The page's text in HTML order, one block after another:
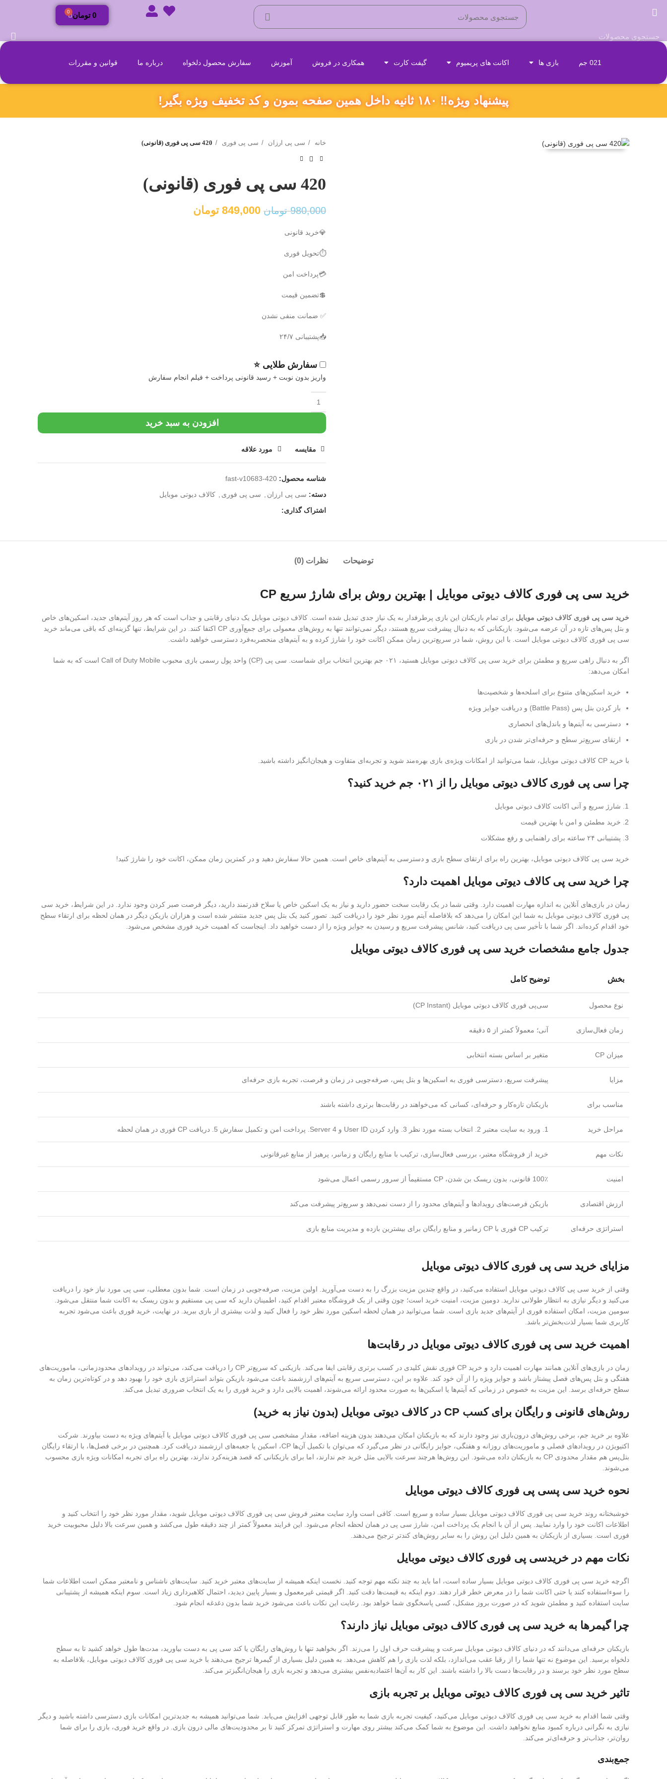
0 تومان 0
021 جم بازی ها اکانت های پریمیوم گیفت کارت همکاری در فروش آموزش سفارش محصول دلخواه درباره ما قوانین و مقررات
پیشنهاد ویژه‼️ ۱۸۰ ثانیه داخل همین صفحه بمون و کد تخفیف ویژه بگیر!
خانه سی پی ارزان سی پی فوری 420 سی پی فوری (قانونی)
420 سی پی فوری (قانونی)
980,000 تومان 849,000 تومان
💎خرید قانونی
⏱️تحویل فوری
💳پرداخت امن
💲تضمین قیمت
✅ ضمانت منفی نشدن
📥پشتیبانی ۲۴/۷
سفارش طلایی ⭐
واریز بدون نوبت + رسید قانونی پرداخت + فیلم انجام سفارش
افزودن به سبد خرید
مقایسه مورد علاقه
شناسه محصول: 420-fast-v10683
دسته: سی پی ارزان سی پی فوری
کالاف دیوتی موبایل
اشتراک گذاری:
توضیحات نظرات (0)
خرید سی پی فوری کالاف دیوتی موبایل | بهترین روش برای شارژ سریع CP
خرید سی پی فوری کالاف دیوتی موبایل برای تمام بازیکنان این بازی پرطرفدار به یک نیاز جدی تبدیل شده است. کالاف دیوتی موبایل یک دنیای رقابتی و جذاب است که هر روز آیتم‌های جدید، اسکین‌های خاص
و بتل پس‌های تازه در آن عرضه می‌شود. بازیکنانی که به دنبال پیشرفت سریع هستند، دیگر نمی‌توانند تنها به روش‌های معمولی برای جمع‌آوری CP اکتفا کنند. در این شرایط، تنها گزینه‌ای که باقی می‌ماند خرید
سی پی فوری کالاف دیوتی موبایل است. با این روش، شما در سریع‌ترین زمان ممکن اکانت خود را شارژ کرده و به آیتم‌های منحصر‌به‌فرد دسترسی خواهید داشت.
اگر به دنبال راهی سریع و مطمئن برای خرید سی پی کالاف دیوتی موبایل هستید، ۰۲۱ جم بهترین انتخاب برای شماست. سی پی (CP) واحد پول رسمی بازی محبوب Call of Duty Mobile است که به شما
امکان می‌دهد:
خرید اسکین‌های متنوع برای اسلحه‌ها و شخصیت‌ها
باز کردن بتل پس (Battle Pass) و دریافت جوایز ویژه
دسترسی به آیتم‌ها و باندل‌های انحصاری
ارتقای سریع‌تر سطح و حرفه‌ای‌تر شدن در بازی
با خرید CP کالاف دیوتی موبایل، شما می‌توانید از امکانات ویژه‌ی بازی بهره‌مند شوید و تجربه‌ای متفاوت و هیجان‌انگیز داشته باشید.
چرا سی پی فوری کالاف دیوتی موبایل را از ۰۲۱ جم خرید کنید؟
شارژ سریع و آنی اکانت کالاف دیوتی موبایل
خرید مطمئن و امن با بهترین قیمت
پشتیبانی ۲۴ ساعته برای راهنمایی و رفع مشکلات
خرید سی پی کالاف دیوتی موبایل، بهترین راه برای ارتقای سطح بازی و دسترسی به آیتم‌های خاص است. همین حالا سفارش دهید و در کمترین زمان ممکن، اکانت خود را شارژ کنید!
چرا خرید سی پی کالاف دیوتی موبایل اهمیت دارد؟
زمان در بازی‌های آنلاین به اندازه مهارت اهمیت دارد. وقتی شما در یک رقابت سخت حضور دارید و نیاز به یک اسکین خاص یا سلاح قدرتمند دارید، دیگر فرصت صبر کردن وجود ندارد. در این شرایط، خرید سی
پی فوری کالاف دیوتی موبایل به شما این امکان را می‌دهد که بلافاصله آیتم مورد نظر خود را دریافت کنید. تصور کنید یک بتل پس جدید منتشر شده است و هزاران بازیکن دیگر در همان لحظه برای ارتقاء سطح
خود اقدام کرده‌اند. اگر شما با تأخیر سی پی دریافت کنید، شانس پیشرفت سریع و رسیدن به جوایز ویژه را از دست خواهید داد. اینجاست که اهمیت خرید فوری مشخص می‌شود.
جدول جامع مشخصات خرید سی پی فوری کالاف دیوتی موبایل
بخش توضیح کامل
نوع محصول سی‌پی فوری کالاف دیوتی موبایل (CP Instant)
زمان فعال‌سازی آنی؛ معمولاً کمتر از ۵ دقیقه
میزان CP متغیر بر اساس بسته انتخابی
مزایا پیشرفت سریع، دسترسی فوری به اسکین‌ها و بتل پس، صرفه‌جویی در زمان و فرصت، تجربه بازی حرفه‌ای
مناسب برای بازیکنان تازه‌کار و حرفه‌ای، کسانی که می‌خواهند در رقابت‌ها برتری داشته باشند
مراحل خرید 1. ورود به سایت معتبر 2. انتخاب بسته مورد نظر 3. وارد کردن User ID و Server 4. پرداخت امن و تکمیل سفارش 5. دریافت CP فوری در همان لحظه
نکات مهم خرید از فروشگاه معتبر، بررسی فعال‌سازی، ترکیب با منابع رایگان و زمانبر، پرهیز از منابع غیرقانونی
امنیت 100٪ قانونی، بدون ریسک بن شدن، CP مستقیماً از سرور رسمی اعمال می‌شود
ارزش اقتصادی بازیکن فرصت‌های رویدادها و آیتم‌های محدود را از دست نمی‌دهد و سریع‌تر پیشرفت می‌کند
استراتژی حرفه‌ای ترکیب CP فوری با CP زمانبر و منابع رایگان برای بیشترین بازده و مدیریت منابع بازی
مزایای خرید سی پی فوری کالاف دیوتی موبایل
وقتی از خرید سی پی کالاف دیوتی موبایل استفاده می‌کنید، در واقع چندین مزیت بزرگ را به دست می‌آورید. اولین مزیت، صرفه‌جویی در زمان است. شما بدون معطلی، سی پی مورد نیاز خود را دریافت
می‌کنید و دیگر نیازی به انتظار طولانی ندارید. دومین مزیت، امنیت خرید است؛ چون وقتی از یک فروشگاه معتبر اقدام کنید، اطمینان دارید که سی پی مستقیم و بدون ریسک به اکانت شما منتقل می‌شود.
سومین مزیت، امکان استفاده فوری از آیتم‌های جدید بازی است. شما می‌توانید در همان لحظه اسکین مورد نظر خود را فعال کنید و لذت بیشتری از بازی ببرید. در نهایت، خرید فوری باعث می‌شود تجربه
کاربری شما بسیار لذت‌بخش‌تر باشد.
اهمیت خرید سی پی فوری کالاف دیوتی موبایل در رقابت‌ها
زمان در بازی‌های آنلاین همانند مهارت اهمیت دارد و خرید CP فوری نقش کلیدی در کسب برتری رقابتی ایفا می‌کند. بازیکنی که سریع‌تر CP را دریافت می‌کند، می‌تواند در رویدادهای محدودزمانی، ماموریت‌های
هفتگی و بتل پس‌های فصل پیشتاز باشد و جوایز ویژه را از آن خود کند. علاوه بر این، دسترسی سریع به آیتم‌های ارزشمند باعث می‌شود بازیکن بتواند استراتژی بازی خود را بهبود دهد و در کوتاه‌ترین زمان به
سطح حرفه‌ای برسد. این مزیت به خصوص در زمانی که آیتم‌ها یا اسکین‌ها به صورت محدود ارائه می‌شوند، اهمیت بالایی دارد و خرید فوری را به یک انتخاب ضروری تبدیل می‌کند.
روش‌های قانونی و رایگان برای کسب CP در کالاف دیوتی موبایل (بدون نیاز به خرید)
علاوه بر خرید جم، برخی روش‌های درون‌بازی نیز وجود دارند که به بازیکنان امکان می‌دهند بدون هزینه اضافه، مقدار مشخصی سی پی فوری کالاف دیوتی موبایل یا آیتم‌های ویژه به دست بیاورند. شرکت
اکتیویژن در رویدادهای فصلی و ماموریت‌های روزانه و هفتگی، جوایز رایگانی در نظر می‌گیرد که می‌توان با تکمیل آن‌ها CP، اسکین یا جعبه‌های ارزشمند دریافت کرد. همچنین در برخی فصل‌ها، با ارتقاء رایگان
بتل‌پس هم مقدار محدودی CP به بازیکنان داده می‌شود. این روش‌ها هرچند سرعت بالایی مثل خرید جم ندارند، اما برای بازیکنانی که قصد هزینه‌کرد ندارند، بهترین راه برای تجربه امکانات ویژه بازی محسوب
می‌شوند.
نحوه خرید سی پسی پی فوری کالاف دیوتی موبایل
خوشبختانه روند خرید سی پی فوری کالاف دیوتی موبایل بسیار ساده و سریع است. کافی است وارد سایت معتبر فروش سی پی فوری کالاف دیوتی موبایل شوید، مقدار مورد نظر خود را انتخاب کنید و
اطلاعات اکانت خود را وارد نمایید. پس از آن با انجام یک پرداخت امن، شارژ سی پی در همان لحظه انجام می‌شود. این فرایند معمولاً کمتر از چند دقیقه طول می‌کشد و همین سرعت بالا دلیل محبوبیت خرید
فوری است. بسیاری از بازیکنان به همین دلیل این روش را به سایر روش‌های کندتر ترجیح می‌دهند.
نکات مهم در خریدسی پی فوری کالاف دیوتی موبایل
اگرچه خرید سی پی فوری کالاف دیوتی موبایل بسیار ساده است، اما باید به چند نکته مهم توجه کنید. نخست اینکه همیشه از سایت‌های معتبر خرید کنید. سایت‌های ناشناس و نامعتبر ممکن است اطلاعات شما
را سوءاستفاده کنند یا حتی اکانت شما را در معرض خطر قرار دهند. دوم اینکه به قیمت‌ها دقت کنید. اگر قیمتی غیرمعمول و بسیار پایین دیدید، احتمال کلاهبرداری زیاد است. سوم اینکه همیشه از پشتیبانی
سایت استفاده کنید و مطمئن شوید که در صورت بروز مشکل، کسی پاسخگوی شما خواهد بود. رعایت این نکات باعث می‌شود خرید شما بدون دغدغه انجام شود.
چرا گیمرها به خرید سی پی فوری کالاف دیوتی موبایل نیاز دارند؟
بازیکنان حرفه‌ای می‌دانند که در دنیای کالاف دیوتی موبایل سرعت و پیشرفت حرف اول را می‌زند. اگر بخواهید تنها با روش‌های رایگان یا کند سی پی به دست بیاورید، مدت‌ها طول خواهد کشید تا به سطح
دلخواه برسید. این موضوع نه تنها شما را از رقبا عقب می‌اندازد، بلکه لذت بازی را هم کاهش می‌دهد. به همین دلیل بسیاری از گیمرها ترجیح می‌دهند با خرید سی پی فوری کالاف دیوتی موبایل، بلافاصله به
سطح مورد نظر خود برسند و در رقابت‌ها دست بالا را داشته باشند. این کار به آن‌ها اعتمادبه‌نفس بیشتری می‌دهد و تجربه بازی را هیجان‌انگیزتر می‌کند.
تاثیر خرید سی پی فوری کالاف دیوتی موبایل بر تجربه بازی
وقتی شما اقدام به خرید سی پی فوری کالاف دیوتی موبایل می‌کنید، کیفیت تجربه بازی شما به طور قابل توجهی افزایش می‌یابد. شما می‌توانید همیشه به جدیدترین امکانات بازی دسترسی داشته باشید و دیگر
نیازی به نگرانی درباره کمبود منابع نخواهید داشت. این موضوع به شما کمک می‌کند بیشتر روی مهارت و استراتژی تمرکز کنید تا بر محدودیت‌های مالی درون بازی. در واقع خرید فوری، بازی را برای شما
روان‌تر، جذاب‌تر و حرفه‌ای‌تر می‌کند.
جمع‌بندی
نام محصول مورد نظر را بنویسید